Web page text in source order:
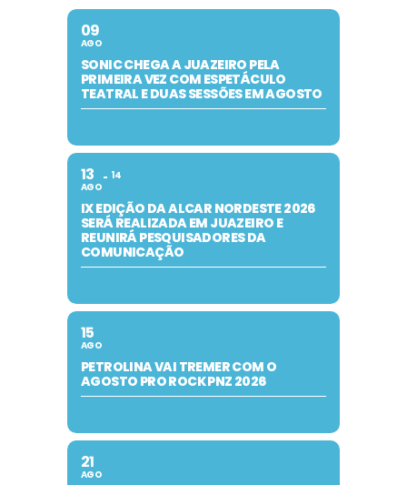
09
AGO
SONIC CHEGA A JUAZEIRO PELA
PRIMEIRA VEZ COM ESPETÁCULO
TEATRAL E DUAS SESSÕES EM AGOSTO
13
AGO
14
IX EDIÇÃO DA ALCAR NORDESTE 2026
SERÁ REALIZADA EM JUAZEIRO E
REUNIRÁ PESQUISADORES DA
COMUNICAÇÃO
15
AGO
PETROLINA VAI TREMER COM O
AGOSTO PRO ROCK PNZ 2026
21
AGO